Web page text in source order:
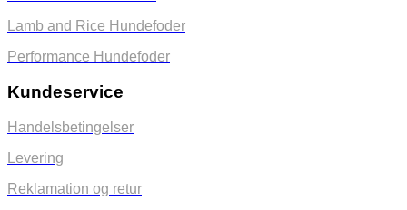
Lamb and Rice Hundefoder
Performance Hundefoder
Kundeservice
Handelsbetingelser
Levering
Reklamation og retur